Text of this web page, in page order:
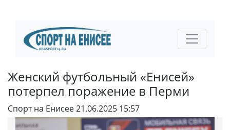
Женский футбольный «Енисей»
потерпел поражение в Перми
Спорт на Енисее21.06.2025 15:57